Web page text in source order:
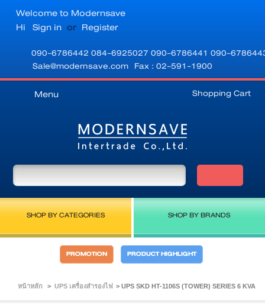
Welcome to Modernsave
Hi Sign in or Register
090-6786442 084-6925027 090-6786441 090-
Sale@modernsave.com Fax : 02-591-1900
Shopping Cart
Menu
SHOP BY CATEGORIES SHOP BY BRANDS
PROMOTION PRODUCT HIGHLIGHT
หน้าหลัก > UPS เครื่องสำรองไฟ > UPS SKD HT-1106S (TOWER) SERIES 6 KVA